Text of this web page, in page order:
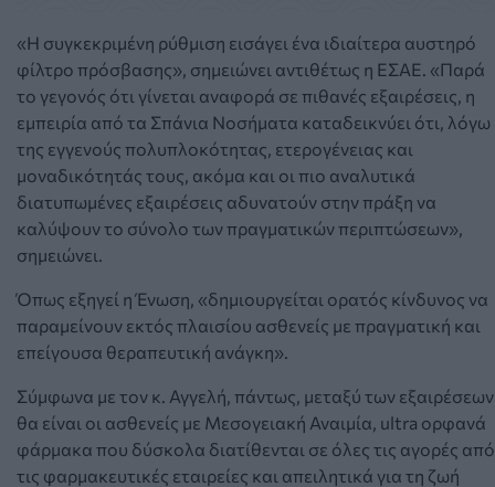
«Η συγκεκριμένη ρύθμιση εισάγει ένα ιδιαίτερα αυστηρό
φίλτρο πρόσβασης», σημειώνει αντιθέτως η ΕΣΑΕ. «Παρά
το γεγονός ότι γίνεται αναφορά σε πιθανές εξαιρέσεις, η
εμπειρία από τα Σπάνια Νοσήματα καταδεικνύει ότι, λόγω
της εγγενούς πολυπλοκότητας, ετερογένειας και
μοναδικότητάς τους, ακόμα και οι πιο αναλυτικά
διατυπωμένες εξαιρέσεις αδυνατούν στην πράξη να
καλύψουν το σύνολο των πραγματικών περιπτώσεων»,
σημειώνει.
Όπως εξηγεί η Ένωση, «δημιουργείται ορατός κίνδυνος να
παραμείνουν εκτός πλαισίου ασθενείς με πραγματική και
επείγουσα θεραπευτική ανάγκη».
Σύμφωνα με τον κ. Αγγελή, πάντως, μεταξύ των εξαιρέσεων
θα είναι οι ασθενείς με Μεσογειακή Αναιμία, ultra ορφανά
φάρμακα που δύσκολα διατίθενται σε όλες τις αγορές από
τις φαρμακευτικές εταιρείες και απειλητικά για τη ζωή